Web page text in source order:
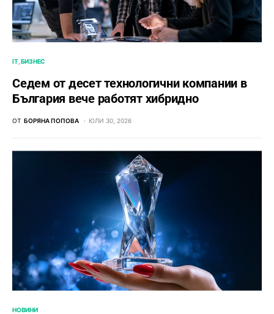
IT БИЗНЕС
Седем от десет технологични компании в
България вече работят хибридно
ОТ БОРЯНА ПОПОВА ЮЛИ 30, 2026
НОВИНИ